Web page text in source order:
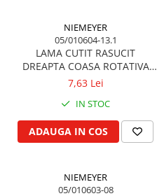
NIEMEYER
05/010604-13.1
LAMA CUTIT RASUCIT
DREAPTA COASA ROTATIVA
NIEMEYER, FELLA, CLAAS
7,63 Lei
IN STOC
ADAUGA IN COS
NIEMEYER
05/010603-08